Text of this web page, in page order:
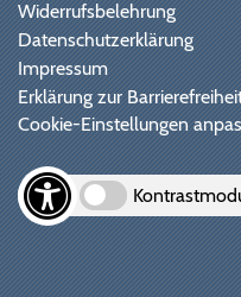
Widerrufsbelehrung
Datenschutzerklärung
Impressum
Erklärung zur
Cookie-Einstellungen